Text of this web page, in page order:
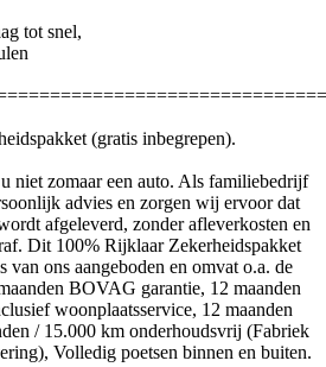
tot snel,
(gratis inbegrepen).
niet zomaar een auto. Als familiebedrijf
advies en zorgen wij ervoor dat
afgeleverd, zonder afleverkosten en
Dit 100% Rijklaar Zekerheidspakket
ons aangeboden en omvat o.a. de
BOVAG garantie, 12 maanden
woonplaatsservice, 12 maanden
/ 15.000 km onderhoudsvrij (Fabriek
Volledig poetsen binnen en buiten.